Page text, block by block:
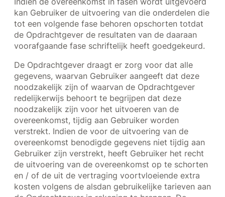
kan Gebruiker de uitvoering van die onderdelen die
tot een volgende fase behoren opschorten totdat
de Opdrachtgever de resultaten van de daaraan
voorafgaande fase schriftelijk heeft goedgekeurd.
De Opdrachtgever draagt er zorg voor dat alle
gegevens, waarvan Gebruiker aangeeft dat deze
noodzakelijk zijn of waarvan de Opdrachtgever
redelijkerwijs behoort te begrijpen dat deze
noodzakelijk zijn voor het uitvoeren van de
overeenkomst, tijdig aan Gebruiker worden
verstrekt. Indien de voor de uitvoering van de
overeenkomst benodigde gegevens niet tijdig aan
Gebruiker zijn verstrekt, heeft Gebruiker het recht
de uitvoering van de overeenkomst op te schorten
en / of de uit de vertraging voortvloeiende extra
kosten volgens de alsdan gebruikelijke tarieven aan